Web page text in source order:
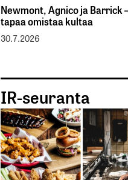
Newmont, Agnico ja Barrick
tapaa omistaa kultaa
30.7.2026
IR-seuranta